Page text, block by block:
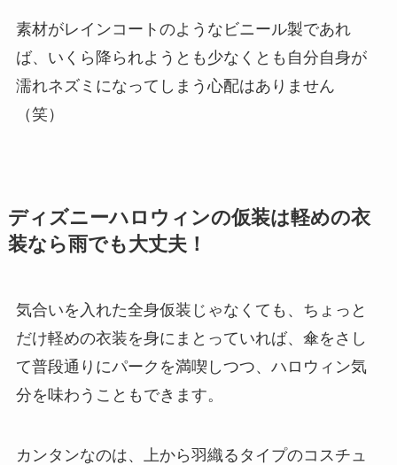
素材がレインコートのようなビニール製であれ
ば、いくら降られようとも少なくとも自分自身が
濡れネズミになってしまう心配はありません
（笑）
ディズニーハロウィンの仮装は軽めの衣
装なら雨でも大丈夫！
気合いを入れた全身仮装じゃなくても、ちょっと
だけ軽めの衣装を身にまとっていれば、傘をさし
て普段通りにパークを満喫しつつ、ハロウィン気
分を味わうこともできます。
カンタンなのは、 上から羽織るタイプのコスチュ